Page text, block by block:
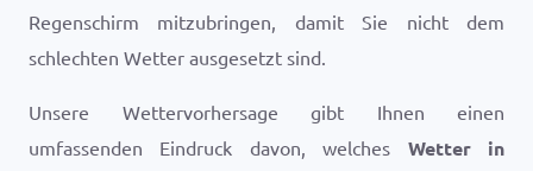
Regenschirm mitzubringen, damit Sie nicht dem
schlechten Wetter ausgesetzt sind.
Unsere Wettervorhersage gibt Ihnen einen
umfassenden Eindruck davon, welches Wetter in